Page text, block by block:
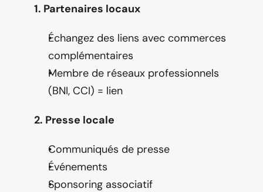
1. Partenaires locaux
Échangez des liens avec commerces
complémentaires
Membre de réseaux professionnels
(BNI, CCI) = lien
2. Presse locale
Communiqués de presse
Événements
Sponsoring associatif